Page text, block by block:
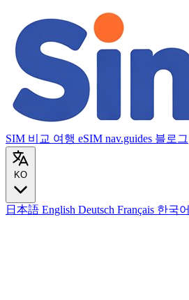
SIM 비교 여행 eSIM nav.guides 블로그
KO
日本語 English Deutsch Français 한국어